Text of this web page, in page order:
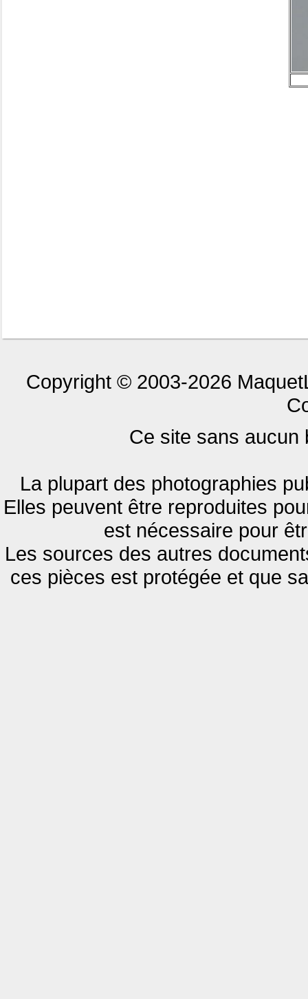
Copyright © 2003-2026
Ce site sans aucun
La plupart des photographies
Elles peuvent être reproduites
est nécessaire pour
Les sources des autres
ces pièces est protégée et que